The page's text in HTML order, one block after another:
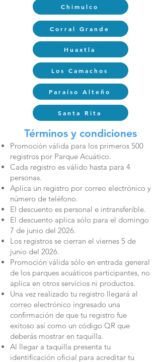
Chimulco
Corral Grande
Huaxtla
Los Camachos
Paraíso Alteño
Santa Rita
Términos y condiciones
Promoción válida para los primeros 500
registros por Parque Acuático.
Cada registro es válido hasta para 4
personas.
Aplica un registro por correo electrónico y
número de teléfono.
El descuento es personal e intransferible.
El descuento aplica sólo para el domingo
7 de junio del 2026.
Los registros se cierran el viernes 5 de
junio del 2026.
Promoción válida sólo en entrada general
de los parques acuáticos participantes, no
aplica en otros servicios ni productos.
Una vez realizado tu registro llegará al
correo electrónico ingresado una
confirmación de que tu registro fue
exitoso así como un código QR que
deberás mostrar en taquilla.
Al llegar a taquilla presenta tu
identificación oficial para acreditar tu